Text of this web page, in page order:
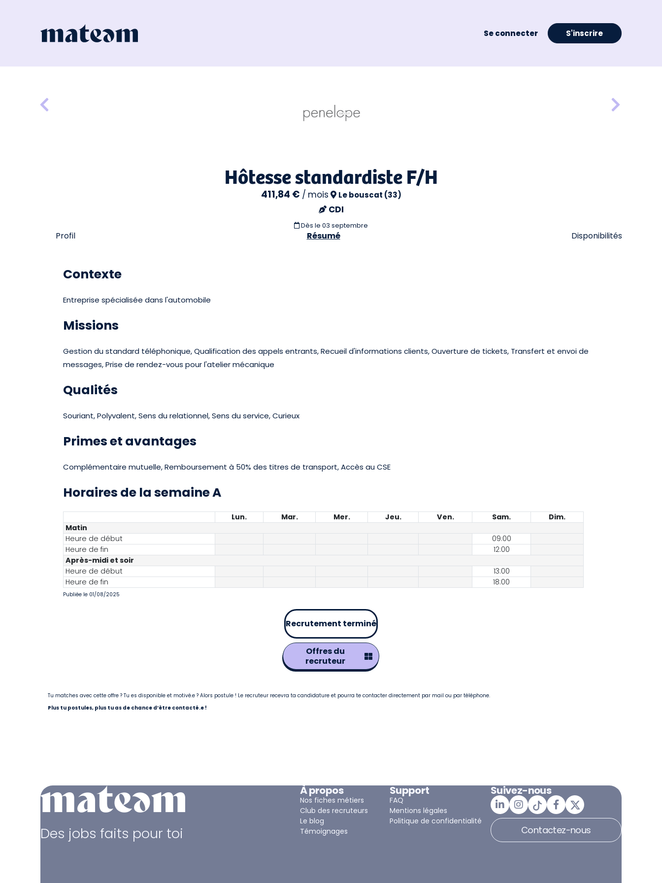
Se connecter S'inscrire
Hôtesse standardiste F/H
411,84 € / mois Le bouscat (33)
CDI
Dès le 03 septembre
Profil Résumé Disponibilités
Contexte
Entreprise spécialisée dans l'automobile
Missions
Gestion du standard téléphonique, Qualification des appels entrants, Recueil d'informations clients, Ouverture de tickets, Transfert et envoi de
messages, Prise de rendez-vous pour l'atelier mécanique
Qualités
Souriant, Polyvalent, Sens du relationnel, Sens du service, Curieux
Primes et avantages
Complémentaire mutuelle, Remboursement à 50% des titres de transport, Accès au CSE
Horaires de la semaine A
Lun. Mar. Mer. Jeu. Ven. Sam.
Dim.
Matin
Heure de début
09:00
Heure de fin
12:00
Après-midi et soir
Heure de début
13:00
Heure de fin
18:00
Publiée le 01/08/2025
Recrutement terminé
Offres du
recruteur
Tu matches avec cette offre ? Tu es disponible et motivé.e ? Alors postule ! Le recruteur recevra ta candidature et pourra te contacter directement par mail ou par téléphone.
Plus tu postules, plus tu as de chance d’être contacté.e !
Des jobs faits pour toi
À propos
Nos fiches métiers
Club des recruteurs
Le blog
Témoignages
Support
FAQ
Mentions légales
Politique de confidentialité
Suivez-nous
Contactez-nous